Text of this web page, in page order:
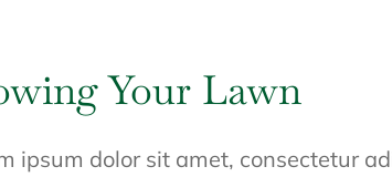
Your Lawn
ipsum dolor sit amet, consectetur